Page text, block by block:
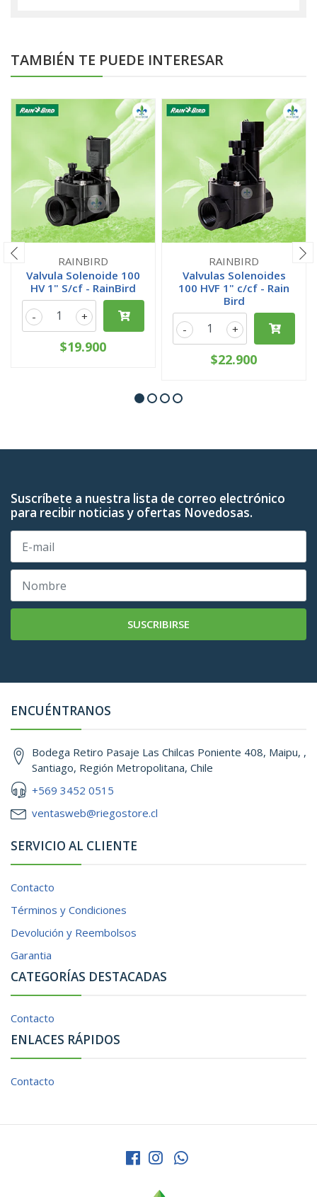
TAMBIÉN TE PUEDE INTERESAR
RAINBIRD
Valvula Solenoide 100
HV 1" S/cf - RainBird
+
-
$19.900
RAINBIRD
Valvulas Solenoides
100 HVF 1" c/cf - Rain
Bird
+
-
$22.900
Suscríbete a nuestra lista de correo electrónico
para recibir noticias y ofertas Novedosas.
SUSCRIBIRSE
ENCUÉNTRANOS
Bodega Retiro Pasaje Las Chilcas Poniente 408, Maipu, ,
Santiago, Región Metropolitana, Chile
+569 3452 0515
ventasweb@riegostore.cl
SERVICIO AL CLIENTE
Contacto
Términos y Condiciones
Devolución y Reembolsos
Garantia
CATEGORÍAS DESTACADAS
Contacto
ENLACES RÁPIDOS
Contacto